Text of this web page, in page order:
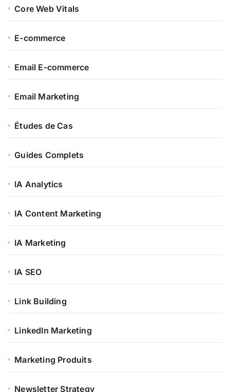
Core Web Vitals
E-commerce
Email E-commerce
Email Marketing
Études de Cas
Guides Complets
IA Analytics
IA Content Marketing
IA Marketing
IA SEO
Link Building
LinkedIn Marketing
Marketing Produits
Newsletter Strategy